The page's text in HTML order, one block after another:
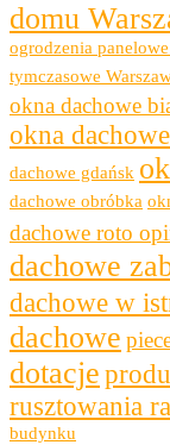
domu
ogrodzenia
tymczasowe
okna dachowe
okna
dachowe gdańsk
dachowe obróbka
dachowe roto
dachowe
dachowe w
dachowe
dotacje
rusztowania
budynku